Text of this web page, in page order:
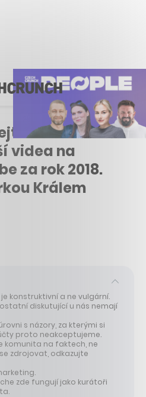
se na
videa na
za rok 2018.
Králem
konstruktivní a ne vulgární.
diskutující u nás nemají
s názory, za kterými si
proto neakceptujeme.
komunita na faktech, ne
zdrojovat, odkazujte
zde fungují jako kurátoři